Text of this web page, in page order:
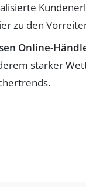
zu den
Online-
starker